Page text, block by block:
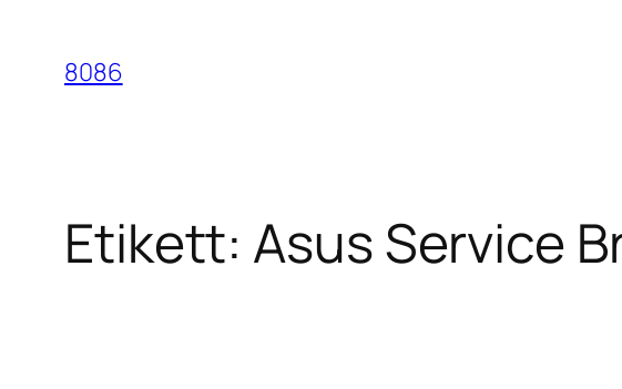
innehåll
8086
Etikett: Asus Service